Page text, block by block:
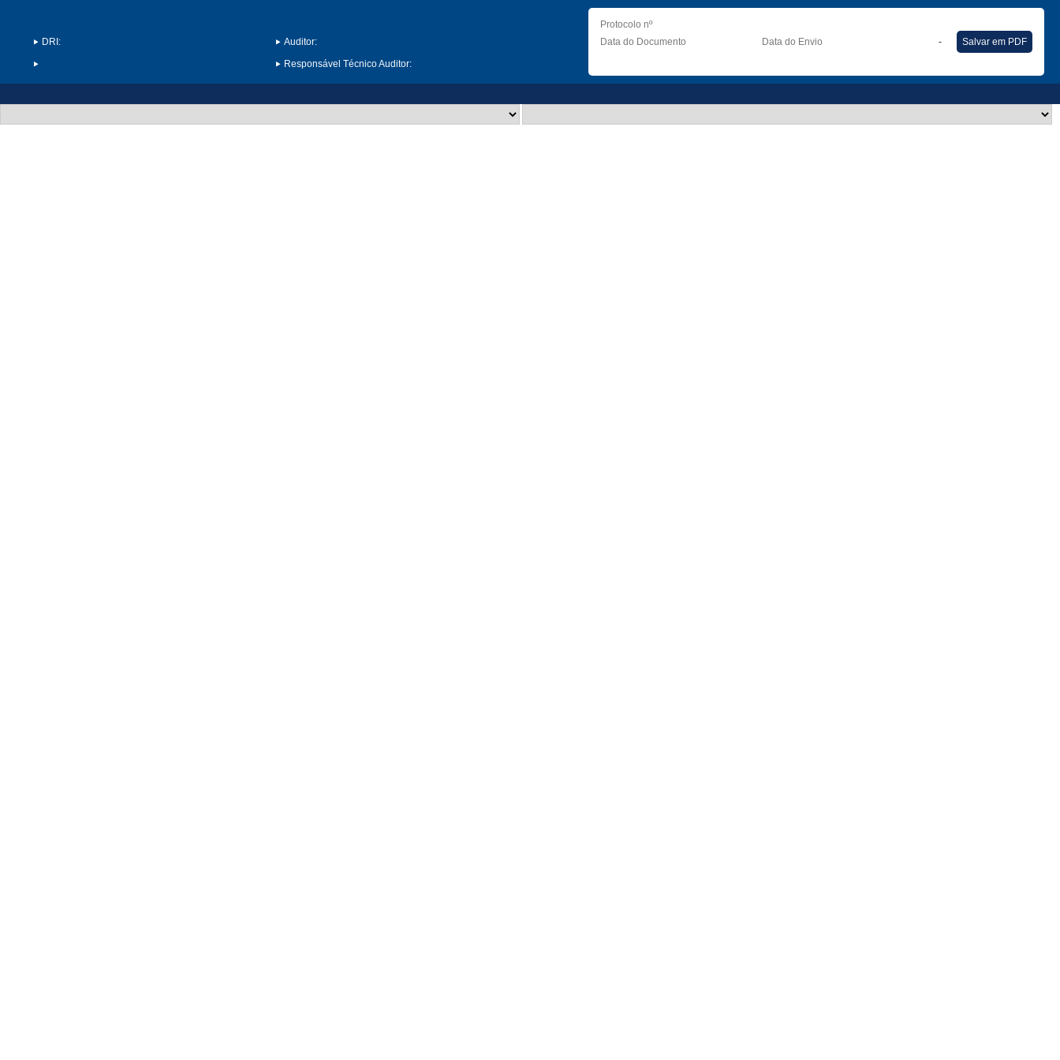
DRI:
Auditor:
Responsável Técnico Auditor:
Protocolo nº
Data do Documento
Data do Envio - Salvar em PDF